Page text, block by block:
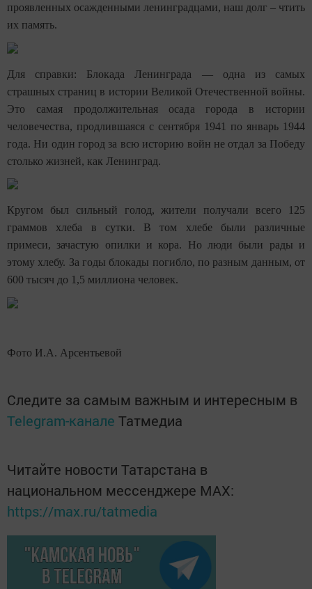
проявленных осажденными ленинградцами, наш долг – чтить
их память.
Для справки: Блокада Ленинграда — одна из самых
страшных страниц в истории Великой Отечественной войны.
Это самая продолжительная осада города в истории
человечества, продлившаяся с сентября 1941 по январь 1944
года. Ни один город за всю историю войн не отдал за Победу
столько жизней, как Ленинград.
Кругом был сильный голод, жители получали всего 125
граммов хлеба в сутки. В том хлебе были различные
примеси, зачастую опилки и кора. Но люди были рады и
этому хлебу. За годы блокады погибло, по разным данным, от
600 тысяч до 1,5 миллиона человек.
Фото И.А. Арсентьевой
Следите за самым важным и интересным в
Telegram-канале Татмедиа
Читайте новости Татарстана в
национальном мессенджере MАХ:
https://max.ru/tatmedia